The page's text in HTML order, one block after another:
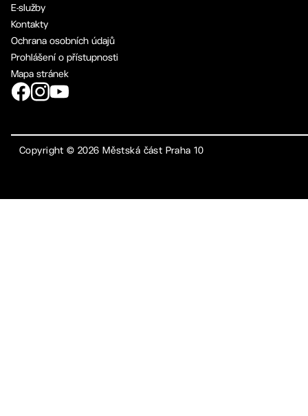
E-služby
Kontakty
Ochrana osobních údajů
Prohlášení o přístupnosti
Mapa stránek
Copyright ©2026 Městská část Praha 10